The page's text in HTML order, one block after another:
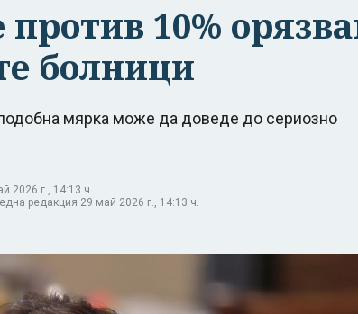
10%
болници
мярка може да доведе до сериозно
2026 г., 14:13 ч.
редакция 29 май 2026 г., 14:13 ч.